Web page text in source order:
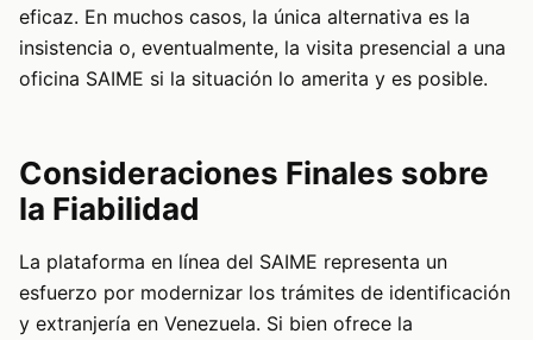
eficaz. En muchos casos, la única alternativa es la
insistencia o, eventualmente, la visita presencial a una
oficina SAIME si la situación lo amerita y es posible.
Consideraciones Finales sobre
la Fiabilidad
La plataforma en línea del SAIME representa un
esfuerzo por modernizar los trámites de identificación
y extranjería en Venezuela. Si bien ofrece la